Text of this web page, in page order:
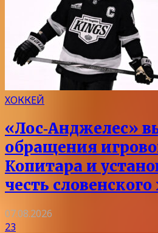
ХОККЕЙ
«Лос‑Анджелес»
обращения
Копитара и
честь
07.08.2026
23